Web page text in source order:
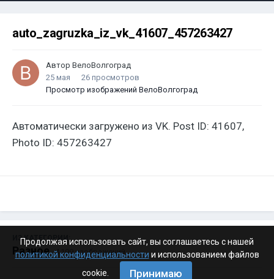
auto_zagruzka_iz_vk_41607_457263427
Автор ВелоВолгоград
25 мая
26 просмотров
Просмотр изображений ВелоВолгоград
Автоматически загружено из VK. Post ID: 41607,
Photo ID: 457263427
ИЗ КАТЕГОРИИ:
Разное · 4 199 изображений
Продолжая использовать сайт, вы соглашаетесь с нашей
политикой конфиденциальности и использованием файлов
cookie.
Принимаю